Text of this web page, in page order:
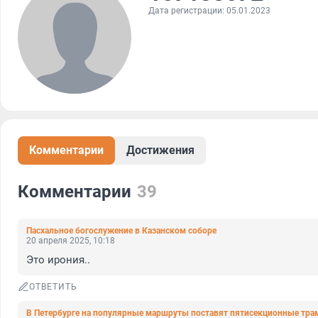
Дата регистрации: 05.01.2023
Комментарии Достижения
Комментарии 39
Пасхальное богослужение в Казанском соборе
20 апреля 2025, 10:18
Это ирония..
ОТВЕТИТЬ
В Петербурге на популярные маршруты поставят пятисекционные